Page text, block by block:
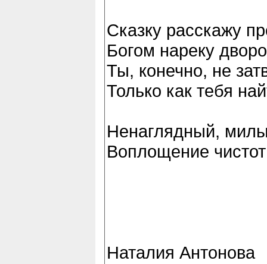
Сказку расскажу
Богом нареку
Ты, конечно, не
Только как тебя
Ненаглядный,
Воплощение
Наталия Антонова